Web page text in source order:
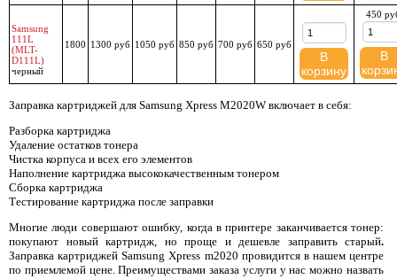
Samsung
111L
(MLT-
D111L)
черный
1800 1300 руб 1050 руб 850 руб 700 руб 650 руб
В
корзину
450
В
Заправка картриджей для Samsung Xpress M2020W включает в себя:
Разборка картриджа
Удаление остатков тонера
Чистка корпуса и всех его элементов
Наполнение картриджа высококачественным тонером
Сборка картриджа
Тестирование картриджа после заправки
Многие люди совершают ошибку, когда в принтере заканчивается тонер:
покупают новый картридж, но проще и дешевле заправить старый.
Заправка картриджей Samsung Xpress m2020 провидится в нашем центре
по приемлемой цене. Преимуществами заказа услуги у нас можно назвать